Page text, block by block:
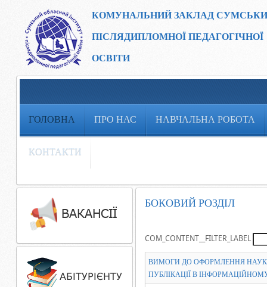
КОМУНАЛЬНИЙ ЗАКЛАД
ПІСЛЯДИПЛОМНОЇ ПЕДАГОГІЧНОЇ
ОСВІТИ
ГОЛОВНА ПРО НАС НАВЧАЛЬНА РОБОТА
КОНТАКТИ
БОКОВИЙ РОЗДІЛ
COM_CONTENT__FILTER_LABEL
ВИМОГИ ДО ОФОРМЛЕННЯ
ПУБЛІКАЦІЇ В